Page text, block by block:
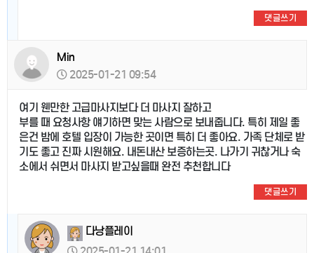
댓글쓰기
Min
2025-01-21 09:54
여기 웬만한 고급마사지보다 더 마사지 잘하고
부를 때 요청사항 얘기하면 맞는 사람으로 보내줍니다. 특히 제일 좋
은건 밤에 호텔 입장이 가능한 곳이면 특히 더 좋아요. 가족 단체로 받
기도 좋고 진짜 시원해요. 내돈내산 보증하는곳. 나가기 귀찮거나 숙
소에서 쉬면서 마사지 받고싶을때 완전 추천합니다
댓글쓰기
다낭플레이